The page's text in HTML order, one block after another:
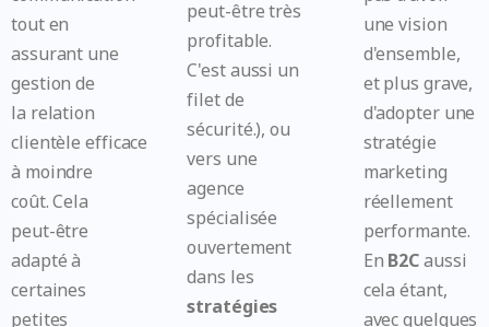
tout en
assurant une
gestion de
la relation
clientèle efficace
à moindre
coût. Cela
peut-être
adapté à
certaines
petites
peut-être très
profitable.
C'est aussi un
filet de
sécurité.), ou
vers une
agence
spécialisée
ouvertement
dans les
stratégies
une vision
d'ensemble,
et plus grave,
d'adopter une
stratégie
marketing
réellement
performante.
En B2Caussi
cela étant,
avec quelques